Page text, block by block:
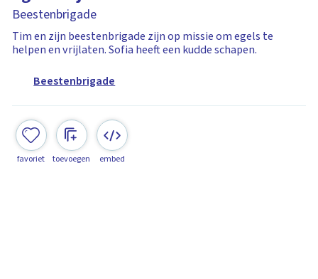
Beestenbrigade
Tim en zijn beestenbrigade zijn op missie om egels te
helpen en vrijlaten. Sofia heeft een kudde schapen.
Beestenbrigade
favoriet toevoegen embed